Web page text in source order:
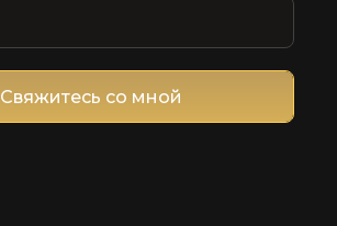
Свяжитесь со мной